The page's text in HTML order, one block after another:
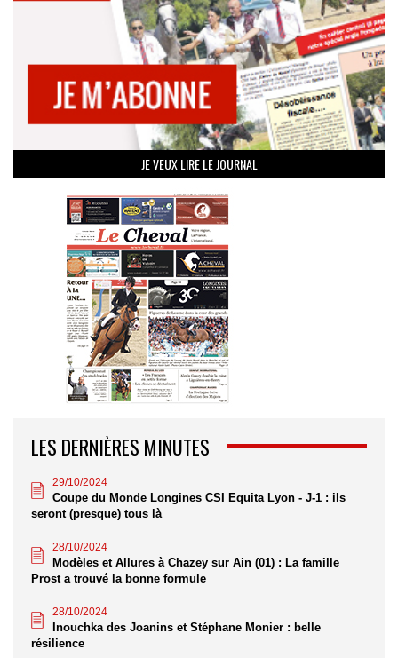
JE VEUX LIRE LE JOURNAL
LES DERNIÈRES MINUTES
29/10/2024
Coupe du Monde Longines CSI Equita Lyon - J-1 : ils
seront (presque) tous là
28/10/2024
Modèles et Allures à Chazey sur Ain (01) : La famille
Prost a trouvé la bonne formule
28/10/2024
Inouchka des Joanins et Stéphane Monier : belle
résilience